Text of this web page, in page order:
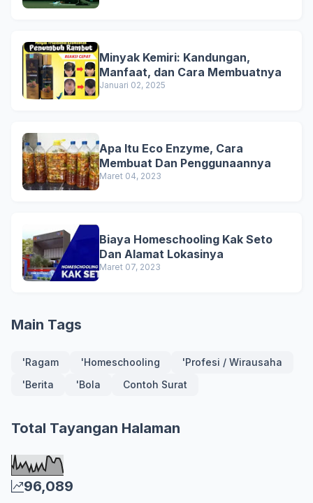
Minyak Kemiri: Kandungan,
Manfaat, dan Cara Membuatnya
Januari 02, 2025
Apa Itu Eco Enzyme, Cara
Membuat Dan Penggunaannya
Maret 04, 2023
Biaya Homeschooling Kak Seto
Dan Alamat Lokasinya
Maret 07, 2023
Main Tags
'Ragam 'Homeschooling
'Profesi / Wirausaha
'Berita
'Bola Contoh Surat
Total Tayangan Halaman
96,089